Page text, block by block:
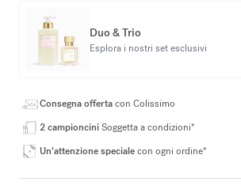
Duo & Trio
Esplora i nostri set esclusivi
Consegna offertacon Colissimo
2 campionciniSoggetta a condizioni*
Un’attenzione specialecon ogni ordine*